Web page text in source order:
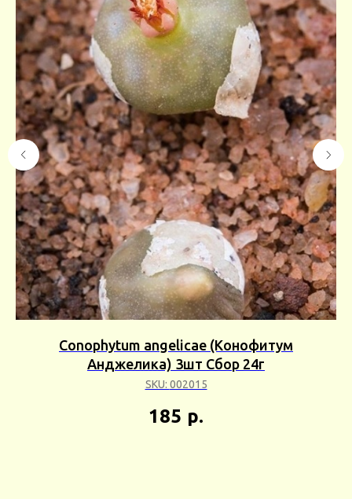
Conophytum angelicae (Конофитум
Анджелика) 3шт Сбор 24г
SKU: 002015
185 р.